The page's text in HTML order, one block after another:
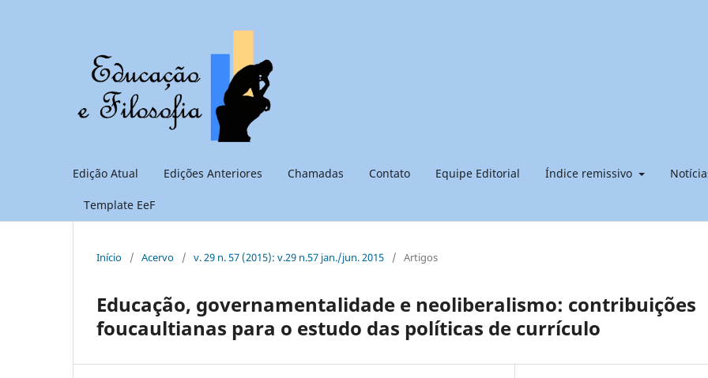
Edição Atual Edições Anteriores Chamadas Contato Equipe Editorial Índice remissivo
Template EeF
Início / Acervo / v. 29 n. 57 (2015): v.29 n.57 jan./jun. 2015 / Artigos
Educação, governamentalidade e neoliberalismo: contribuições
foucaultianas para o estudo das políticas de currículo